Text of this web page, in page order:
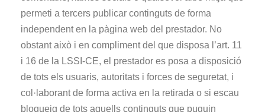
permeti a tercers publicar continguts de forma
independent en la pàgina web del prestador. No
obstant això i en compliment del que disposa l’art. 11
i 16 de la LSSI-CE, el prestador es posa a disposició
de tots els usuaris, autoritats i forces de seguretat, i
col·laborant de forma activa en la retirada o si escau
bloqueig de tots aquells continguts que puguin